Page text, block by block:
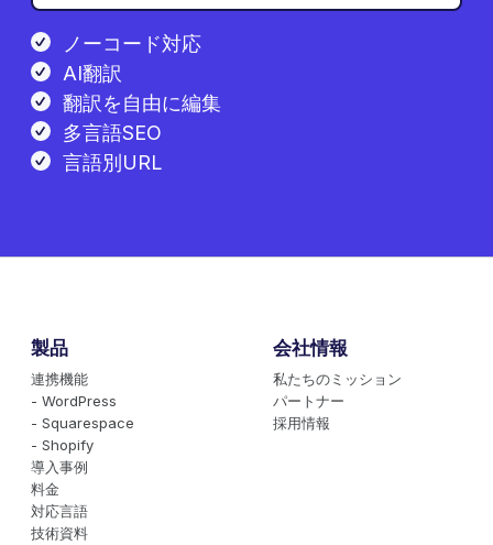
ノーコード対応
AI翻訳
翻訳を自由に編集
多言語SEO
言語別URL
製品
連携機能
- WordPress
- Squarespace
- Shopify
導入事例
料金
対応言語
技術資料
会社情報
私たちのミッション
パートナー
採用情報